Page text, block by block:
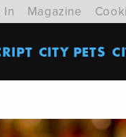
In Magazine
CITY PETS